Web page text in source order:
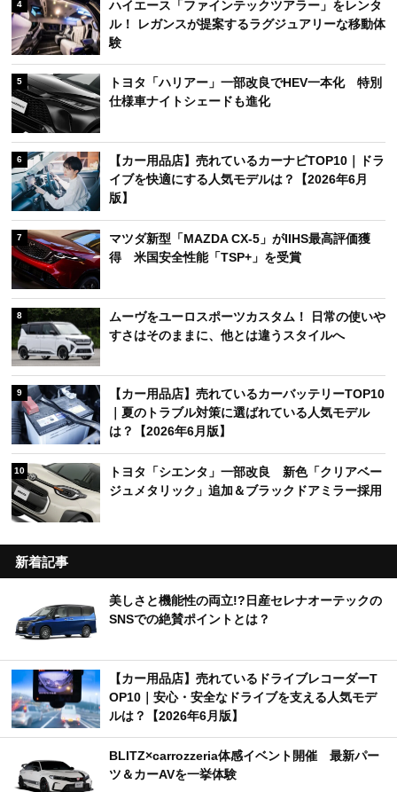
4
ハイエース「ファインテックツアラー」をレンタ
ル！ レガンスが提案するラグジュアリーな移動体
験
5
トヨタ「ハリアー」一部改良でHEV一本化 特別
仕様車ナイトシェードも進化
6
【カー用品店】売れているカーナビTOP10｜ドラ
イブを快適にする人気モデルは？【2026年6月
版】
7
マツダ新型「MAZDA CX-5」がIIHS最高評価獲
得 米国安全性能「TSP+」を受賞
8
ムーヴをユーロスポーツカスタム！ 日常の使いや
すさはそのままに、他とは違うスタイルへ
9
【カー用品店】売れているカーバッテリーTOP10
｜夏のトラブル対策に選ばれている人気モデル
は？【2026年6月版】
10
トヨタ「シエンタ」一部改良 新色「クリアベー
ジュメタリック」追加＆ブラックドアミラー採用
新着記事
美しさと機能性の両立!?日産セレナオーテックの
SNSでの絶賛ポイントとは？
【カー用品店】売れているドライブレコーダーT
OP10｜安心・安全なドライブを支える人気モデ
ルは？【2026年6月版】
BLITZ×carrozzeria体感イベント開催 最新パー
ツ＆カーAVを一挙体験